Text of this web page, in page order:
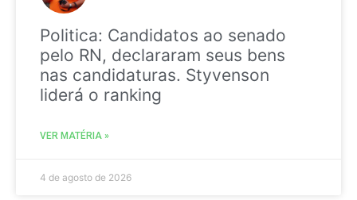
Politica: Candidatos ao senado
pelo RN, declararam seus bens
nas candidaturas. Styvenson
liderá o ranking
VER MATÉRIA »
4 de agosto de 2026